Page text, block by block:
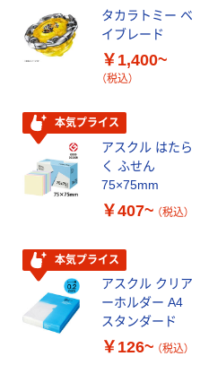
タカラトミー ベ
イブレード
￥1,400~
（税込）
本気プライス
アスクル はたら
く ふせん
75×75mm
￥407~ （税込）
本気プライス
アスクル クリア
ーホルダー A4
スタンダード
￥126~ （税込）